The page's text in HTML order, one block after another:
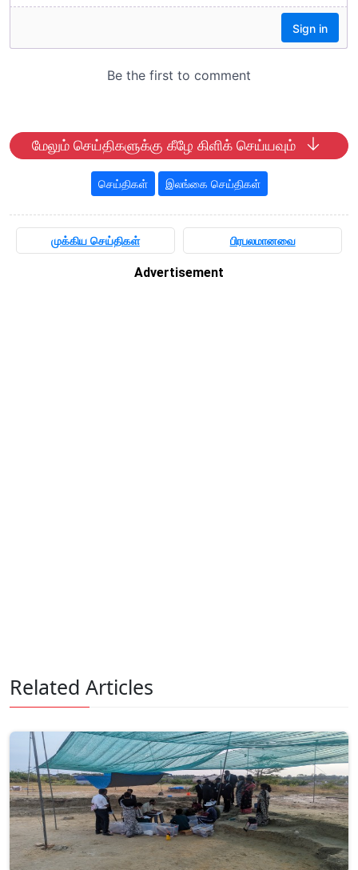
மேலும் செய்திகளுக்கு கீழே கிளிக் செய்யவும்
செய்திகள் இலங்கை செய்திகள்
முக்கிய செய்திகள் பிரபலமானவை
Advertisement
Related Articles